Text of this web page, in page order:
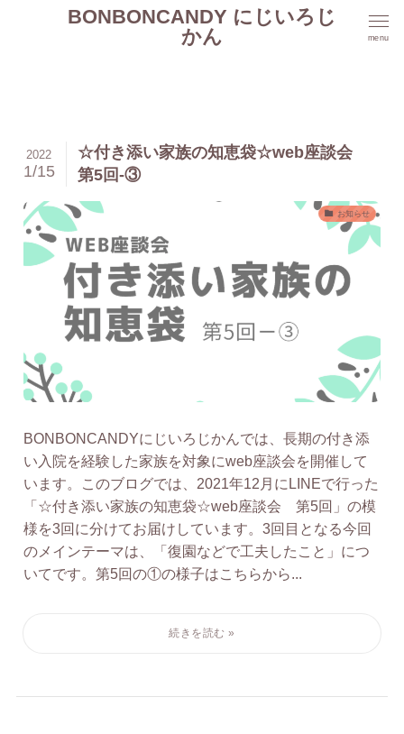
BONBONCANDY にじいろじ
かん
menu
☆付き添い家族の知恵袋☆web座談会
第5回-③
2022
1/15
お知らせ
BONBONCANDYにじいろじかんでは、長期の付き添
い入院を経験した家族を対象にweb座談会を開催して
います。このブログでは、2021年12月にLINEで行った
「☆付き添い家族の知恵袋☆web座談会 第5回」の模
様を3回に分けてお届けしています。3回目となる今回
のメインテーマは、「復園などで工夫したこと」につ
いてです。第5回の①の様子はこちらから...